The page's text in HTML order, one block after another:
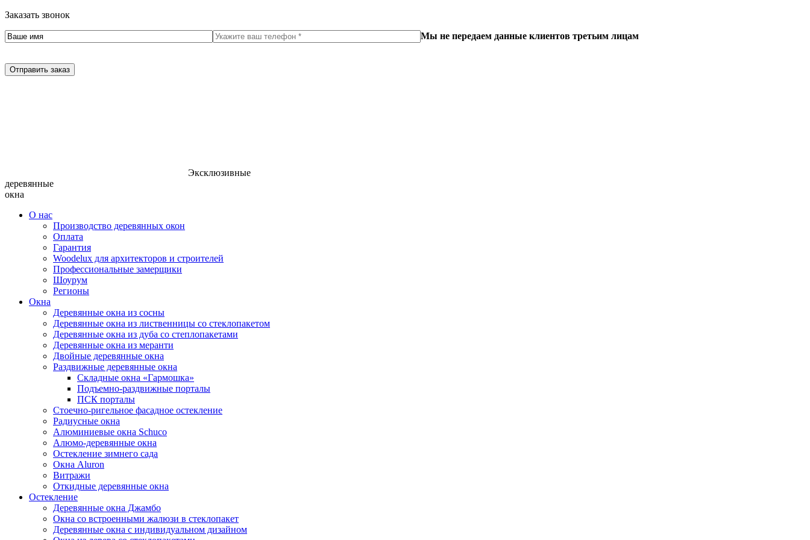
Заказать звонок
Мы не передаем данные клиентов третьим лицам
Отправить заказ
Эксклюзивные
деревянные
окна
О нас
Производство деревянных окон
Оплата
Гарантия
Woodelux для архитекторов и строителей
Профессиональные замерщики
Шоурум
Регионы
Окна
Деревянные окна из сосны
Деревянные окна из лиственницы со стеклопакетом
Деревянные окна из дуба со степлопакетами
Деревянные окна из меранти
Двойные деревянные окна
Раздвижные деревянные окна
Складные окна «Гармошка»
Подъемно-раздвижные порталы
ПСК порталы
Стоечно-ригельное фасадное остекление
Радиусные окна
Алюминиевые окна Schuco
Алюмо-деревянные окна
Остекление зимнего сада
Окна Aluron
Витражи
Откидные деревянные окна
Остекление
Деревянные окна Джамбо
Окна со встроенными жалюзи в стеклопакет
Деревянные окна с индивидуальном дизайном